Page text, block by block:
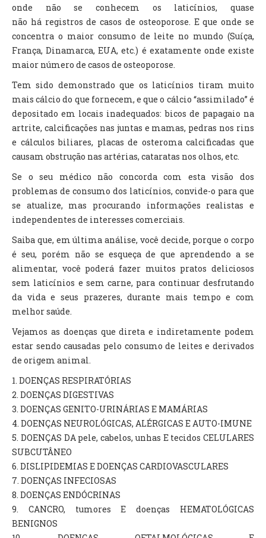
onde não se conhecem os laticínios, quase
não há registros de casos de osteoporose. E que onde se
concentra o maior consumo de leite no mundo (Suíça,
França, Dinamarca, EUA, etc.) é exatamente onde existe
maior número de casos de osteoporose.
Tem sido demonstrado que os laticínios tiram muito
mais cálcio do que fornecem, e que o cálcio “assimilado” é
depositado em locais inadequados: bicos de papagaio na
artrite, calcificações nas juntas e mamas, pedras nos rins
e cálculos biliares, placas de osteroma calcificadas que
causam obstrução nas artérias, cataratas nos olhos, etc.
Se o seu médico não concorda com esta visão dos
problemas de consumo dos laticínios, convide-o para que
se atualize, mas procurando informações realistas e
independentes de interesses comerciais.
Saiba que, em última análise, você decide, porque o corpo
é seu, porém não se esqueça de que aprendendo a se
alimentar, você poderá fazer muitos pratos deliciosos
sem laticínios e sem carne, para continuar desfrutando
da vida e seus prazeres, durante mais tempo e com
melhor saúde.
Vejamos as doenças que direta e indiretamente podem
estar sendo causadas pelo consumo de leites e derivados
de origem animal.
1. DOENÇAS RESPIRATÓRIAS
2. DOENÇAS DIGESTIVAS
3. DOENÇAS GENITO-URINÁRIAS E MAMÁRIAS
4. DOENÇAS NEUROLÓGICAS, ALÉRGICAS E AUTO-IMUNE
5. DOENÇAS DA pele, cabelos, unhas E tecidos CELULARES
SUBCUTÂNEO
6. DISLIPIDEMIAS E DOENÇAS CARDIOVASCULARES
7. DOENÇAS INFECIOSAS
8. DOENÇAS ENDÓCRINAS
9. CANCRO, tumores E doenças HEMATOLÓGICAS
BENIGNOS